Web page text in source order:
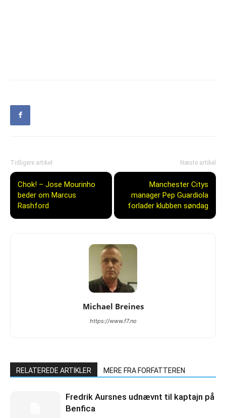
Tidligere artikel
Chok! – Jose Mourinho
beder om Marcus
Rashford
Næste artikel
Manchester Citys
manager Pep Guardiola
forlader klubben søndag
Michael Breines
https://www.f7.no
RELATEREDE ARTIKLER MERE FRA FORFATTEREN
Fredrik Aursnes udnævnt til kaptajn på
Benfica